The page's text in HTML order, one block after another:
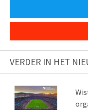
VERDER IN HET